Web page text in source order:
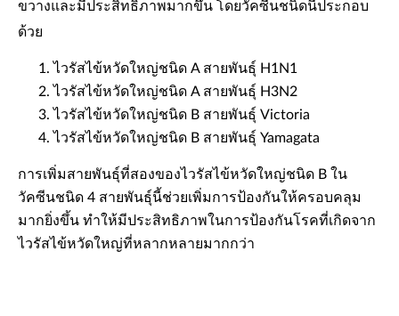
ขวางและมีประสิทธิภาพมากขึ้น โดยวัคซีนชนิดนี้ประกอบ
ด้วย
ไวรัสไข้หวัดใหญ่ชนิด A สายพันธุ์ H1N1
ไวรัสไข้หวัดใหญ่ชนิด A สายพันธุ์ H3N2
ไวรัสไข้หวัดใหญ่ชนิด B สายพันธุ์ Victoria
ไวรัสไข้หวัดใหญ่ชนิด B สายพันธุ์ Yamagata
การเพิ่มสายพันธุ์ที่สองของไวรัสไข้หวัดใหญ่ชนิด B ใน
วัคซีนชนิด 4 สายพันธุ์นี้ช่วยเพิ่มการป้องกันให้ครอบคลุม
มากยิ่งขึ้น ทำให้มีประสิทธิภาพในการป้องกันโรคที่เกิดจาก
ไวรัสไข้หวัดใหญ่ที่หลากหลายมากกว่า